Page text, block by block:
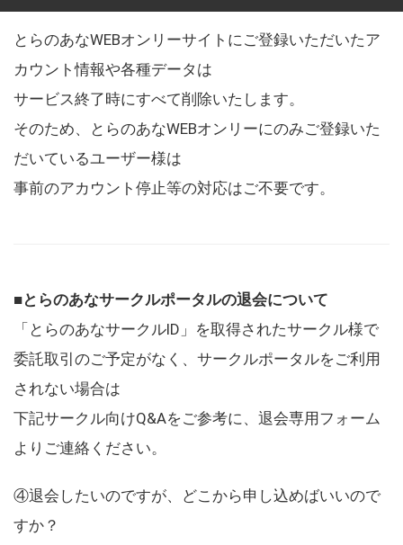
とらのあなWEBオンリーサイトにご登録いただいたア
カウント情報や各種データは
サービス終了時にすべて削除いたします。
そのため、とらのあなWEBオンリーにのみご登録いた
だいているユーザー様は
事前のアカウント停止等の対応はご不要です。
■とらのあなサークルポータルの退会について
「とらのあなサークルID」を取得されたサークル様で
委託取引のご予定がなく、サークルポータルをご利用
されない場合は
下記サークル向けQ&Aをご参考に、退会専用フォーム
よりご連絡ください。
④退会したいのですが、どこから申し込めばいいので
すか？